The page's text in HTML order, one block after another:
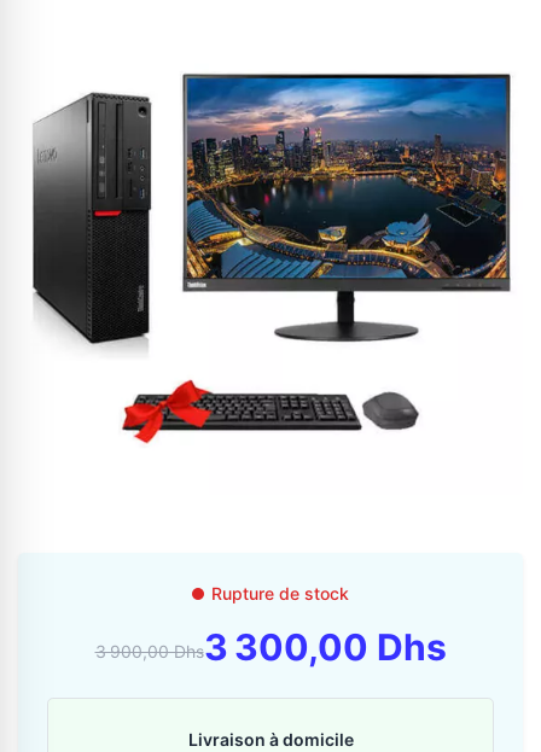
Appelez-nous au
06 37 08 07 06
Contactez-nous
Rupture de stock
3 900,00 Dhs3 300,00 Dhs
Livraison à domicile